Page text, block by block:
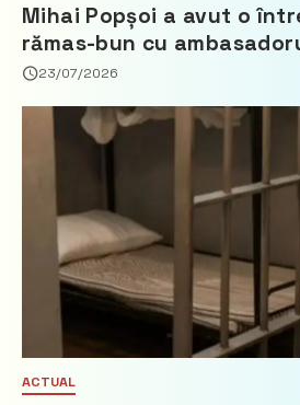
Mihai Popșoi a avut o
rămas-bun cu
Țărilor de Jos, Fred Duijn
23/07/2026
ACTUAL